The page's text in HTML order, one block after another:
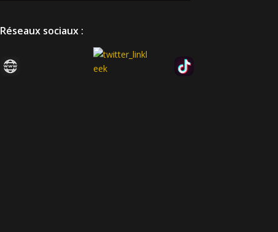
Réseaux sociaux :